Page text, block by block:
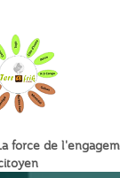
force de